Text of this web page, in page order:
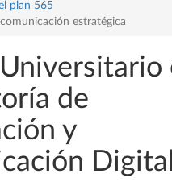
plan 565
estratégica
de
y
Digital